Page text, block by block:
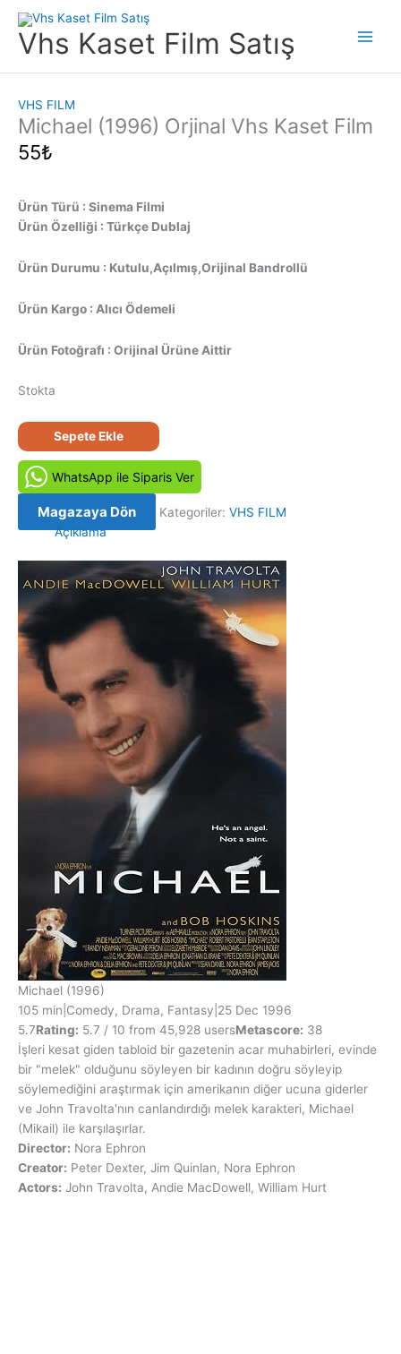
atlaVhs Kaset Film Satış
VHS FILM
Michael (1996) Orjinal Vhs Kaset Film
55₺
Ürün Türü : Sinema Filmi
Ürün Özelliği : Türkçe Dublaj
Ürün Durumu : Kutulu,Açılmış,Orijinal Bandrollü
Ürün Kargo : Alıcı Ödemeli
Ürün Fotoğrafı : Orijinal Ürüne Aittir
Stokta
Michael
(1996)
Orjinal
Vhs
Kaset
Film
Sepete Ekle
WhatsApp ile Siparis Ver
Magazaya Dön Kategoriler: VHS FILM
Açıklama
Michael (1996)
105 min Comedy, Drama, Fantasy 25 Dec 1996
5.7Rating: 5.7 / 10 from 45,928 usersMetascore: 38
İşleri kesat giden tabloid bir gazetenin acar muhabirleri, evinde
bir "melek" olduğunu söyleyen bir kadının doğru söyleyip
söylemediğini araştırmak için amerikanın diğer ucuna giderler
ve John Travolta'nın canlandırdığı melek karakteri, Michael
(Mikail) ile karşılaşırlar.
Director: Nora Ephron
Creator: Peter Dexter, Jim Quinlan, Nora Ephron
Actors: John Travolta, Andie MacDowell, William Hurt